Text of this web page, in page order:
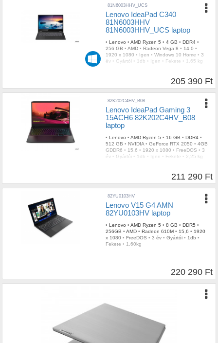
81N6003HHV_UCS
Lenovo IdeaPad C340
81N6003HHV
81N6003HHV_UCS laptop
• Lenovo • AMD Ryzen 5 • 4 GB • DDR4 •
256 GB • AMD • Radeon Vega 8 • 14.0 •
1920 x 1080 • Igen • Windows 10 Home • 3
év • Gyártói • 1db • Igen • Fekete • 1,65 kg
205 390 Ft
82K202C4HV_B08
Lenovo IdeaPad Gaming 3
15ACH6 82K202C4HV_B08
laptop
• Lenovo • AMD Ryzen 5 • 16 GB • DDR4 •
512 GB • NVIDIA • GeForce RTX 2050 • 4GB
GDDR6 • 15.6 • 1920 x 1080 • FreeDOS • 3
év • Gyártói • 1db • Igen • Fekete • 2,25 kg
211 290 Ft
82YU0103HV
Lenovo V15 G4 AMN
82YU0103HV laptop
• Lenovo • AMD Ryzen 5 • 8 GB • DDR5 •
256GB • AMD • Radeon 610M • 15,6 • 1920
x 1080 • FreeDOS • 3 év • Gyártói • 1db •
Fekete • 1,60kg
220 290 Ft